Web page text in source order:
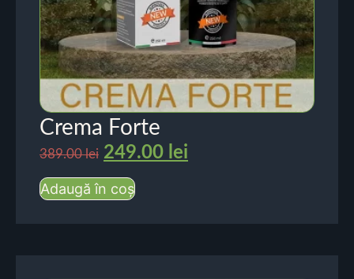
Crema Forte
389.00lei 249.00 lei
Adaugă în coș